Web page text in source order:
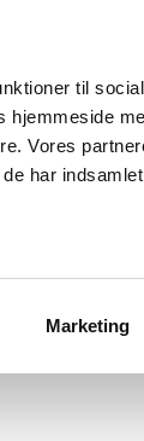
til
hjemmeside
Vores
har
Marketing